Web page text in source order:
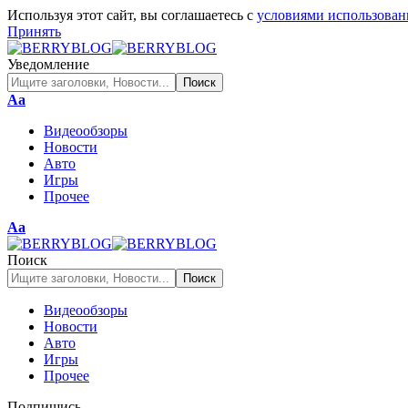
Используя этот сайт, вы соглашаетесь с условиями
Принять
Уведомление
Изменение
шрифта
Аа
Видеообзоры
Новости
Авто
Игры
Прочее
Изменение
размера
шрифта
Аа
Поиск
Видеообзоры
Новости
Авто
Игры
Прочее